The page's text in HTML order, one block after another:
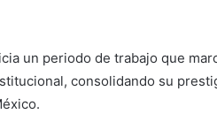
un periodo de trabajo que
consolidando su